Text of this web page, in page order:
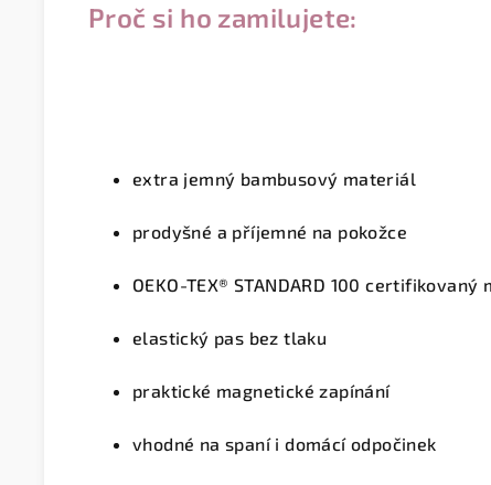
Proč si ho zamilujete:
extra jemný bambusový materiál
prodyšné a příjemné na pokožce
OEKO-TEX® STANDARD 100 certifikovaný
elastický pas bez tlaku
praktické magnetické zapínání
vhodné na spaní i domácí odpočinek